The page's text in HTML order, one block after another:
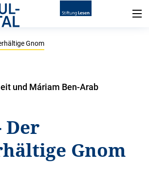
Gnom
und Máriam Ben-Arab
Der
Gnom